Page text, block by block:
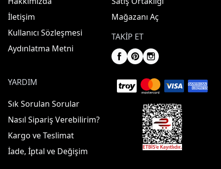
İletişim
Kullanıcı Sözleşmesi
Aydınlatma Metni
Mağazanı Aç
TAKIP ET
YARDIM
Sık Sorulan Sorular
Nasıl Sipariş Verebilirim?
Kargo ve Teslimat
İade, İptal ve Değişim